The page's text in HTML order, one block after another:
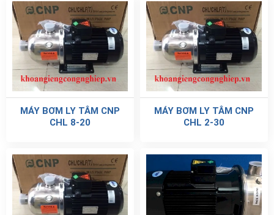
MÁY BƠM LY TÂM CNP
CHL 8-20
MÁY BƠM LY TÂM CNP
CHL 2-30